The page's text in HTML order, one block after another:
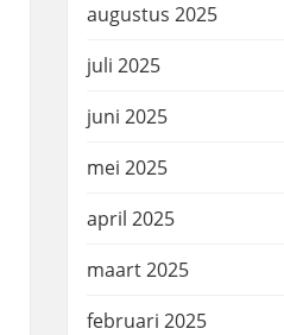
augustus 2025
juli 2025
juni 2025
mei 2025
april 2025
maart 2025
februari 2025